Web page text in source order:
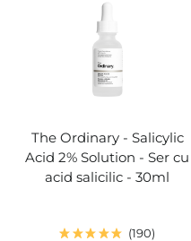
The Ordinary - Salicylic
Acid 2% Solution - Ser cu
acid salicilic - 30ml
190